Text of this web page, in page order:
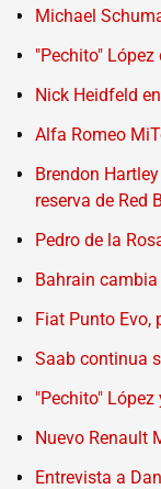
Michael
"Pechito"
Nick Heidfeld
Alfa Romeo
Brendon
reserva de Red
Pedro de la
Bahrain
Fiat Punto Evo,
Saab continua
"Pechito" López
Nuevo Renault
Entrevista a